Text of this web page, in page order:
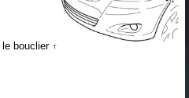
bouclier